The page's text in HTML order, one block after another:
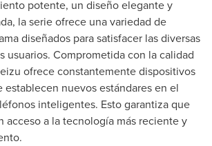
potente, un diseño elegante y
la serie ofrece una variedad de
diseñados para satisfacer las diversas
usuarios. Comprometida con la calidad
ofrece constantemente dispositivos
establecen nuevos estándares en el
inteligentes. Esto garantiza que
acceso a la tecnología más reciente y